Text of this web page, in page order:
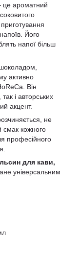
це ароматний
Його
напої більш
активно
Він
і авторських
акцент.
не
смак кожного
професійного
для кави,
універсальним